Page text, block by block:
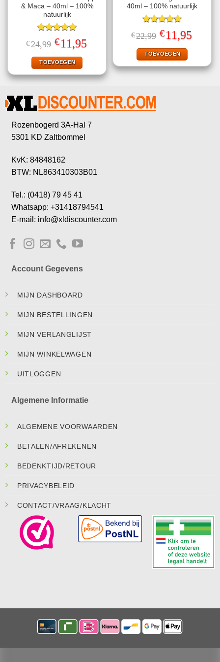
& Maca – 40ml – 100%
natuurlijk
Gewaardeerd
5.00uit 5
€24,99 Oorspronkelijke
prijs
was:
€24,99.
€11,95prijs
TOEVOEGEN
40ml – 100% natuurlijk
Gewaardeerd
5.00uit 5
€22,99 Oorspronkelijke
prijs
was:
€22,99.
€11,95prijs
TOEVOEGEN
Rozenbogerd 3A-Hal 7
5301 KD Zaltbommel
KvK: 84848162
BTW: NL863410303B01
Tel.: (0418) 79 45 41
Whatsapp: +31418794541
E-mail: info@xldiscounter.com
Account Gegevens
MIJN DASHBOARD
MIJN BESTELLINGEN
MIJN VERLANGLIJST
MIJN WINKELWAGEN
UITLOGGEN
Algemene Informatie
ALGEMENE VOORWAARDEN
BETALEN/AFREKENEN
BEDENKTIJD/RETOUR
PRIVACYBELEID
CONTACT/VRAAG/KLACHT